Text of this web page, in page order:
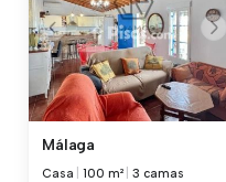
Málaga
Casa |100 m² |3 camas